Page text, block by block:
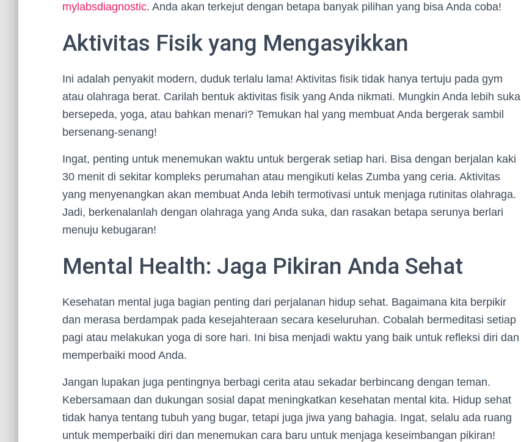
mylabsdiagnostic. Anda akan terkejut dengan betapa banyak pilihan yang bisa Anda coba!
Aktivitas Fisik yang Mengasyikkan
Ini adalah penyakit modern, duduk terlalu lama! Aktivitas fisik tidak hanya tertuju pada gym
atau olahraga berat. Carilah bentuk aktivitas fisik yang Anda nikmati. Mungkin Anda lebih suka
bersepeda, yoga, atau bahkan menari? Temukan hal yang membuat Anda bergerak sambil
bersenang-senang!
Ingat, penting untuk menemukan waktu untuk bergerak setiap hari. Bisa dengan berjalan kaki
30 menit di sekitar kompleks perumahan atau mengikuti kelas Zumba yang ceria. Aktivitas
yang menyenangkan akan membuat Anda lebih termotivasi untuk menjaga rutinitas olahraga.
Jadi, berkenalanlah dengan olahraga yang Anda suka, dan rasakan betapa serunya berlari
menuju kebugaran!
Mental Health: Jaga Pikiran Anda Sehat
Kesehatan mental juga bagian penting dari perjalanan hidup sehat. Bagaimana kita berpikir
dan merasa berdampak pada kesejahteraan secara keseluruhan. Cobalah bermeditasi setiap
pagi atau melakukan yoga di sore hari. Ini bisa menjadi waktu yang baik untuk refleksi diri dan
memperbaiki mood Anda.
Jangan lupakan juga pentingnya berbagi cerita atau sekadar berbincang dengan teman.
Kebersamaan dan dukungan sosial dapat meningkatkan kesehatan mental kita. Hidup sehat
tidak hanya tentang tubuh yang bugar, tetapi juga jiwa yang bahagia. Ingat, selalu ada ruang
untuk memperbaiki diri dan menemukan cara baru untuk menjaga keseimbangan pikiran!